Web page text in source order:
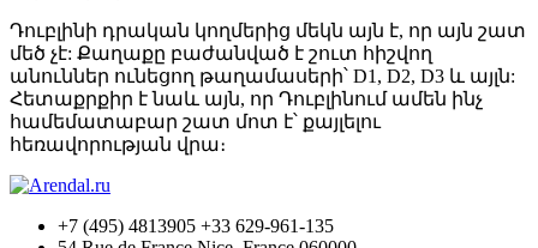
Դուբլինի դրական կողմերից մեկն այն է, որ այն շատ
մեծ չէ: Քաղաքը բաժանված է շուտ հիշվող
անուններ ունեցող թաղամասերի՝ D1, D2, D3 և այլն:
Հետաքրքիր է նաև այն, որ Դուբլինում ամեն ինչ
համեմատաբար շատ մոտ է՝ քայլելու
հեռավորության վրա։
+7 (495) 4813905 +33 629-961-135